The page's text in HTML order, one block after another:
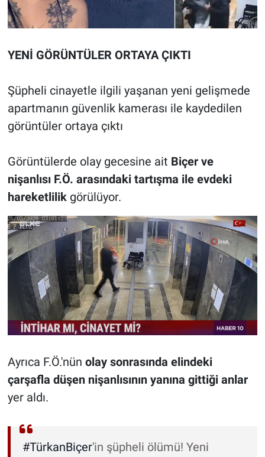
YENİ GÖRÜNTÜLER ORTAYA ÇIKTI
Şüpheli cinayetle ilgili yaşanan yeni gelişmede
apartmanın güvenlik kamerası ile kaydedilen
görüntüler ortaya çıktı
Görüntülerde olay gecesine ait Biçer ve
nişanlısı F.Ö. arasındaki tartışma ile evdeki
hareketlilik görülüyor.
Ayrıca F.Ö.'nün olay sonrasında elindeki
çarşafla düşen nişanlısının yanına gittiği anlar
yer aldı.
#TürkanBiçer'in şüpheli ölümü! Yeni